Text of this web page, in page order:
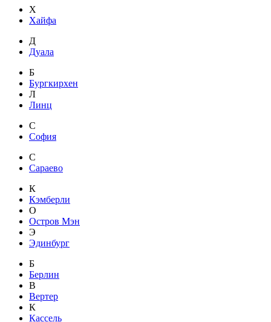
Х
Хайфа
Д
Дуала
Б
Бургкирхен
Л
Линц
С
София
С
Сараево
К
Кэмберли
О
Остров Мэн
Э
Эдинбург
Б
Берлин
В
Вертер
К
Кассель